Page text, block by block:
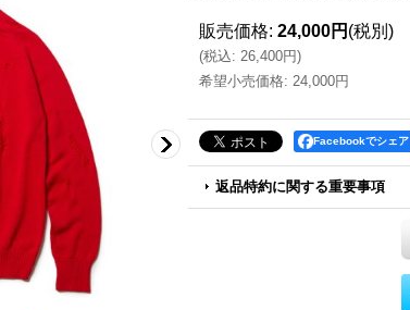
販売価格: 24,000円 (税別)
(税込: 26,400円)
希望小売価格: 24,000円
Facebookでシェア
返品特約に関する重要事項